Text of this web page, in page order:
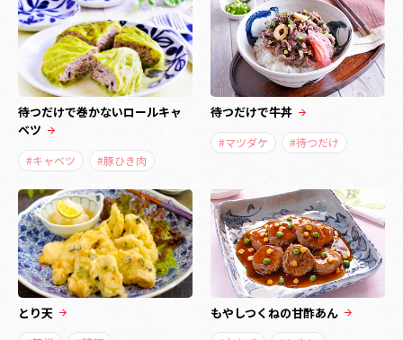
待つだけで巻かないロールキャ
ベツ
#キャベツ #豚ひき肉
待つだけで牛丼
#マツダケ #待つだけ
とり天 もやしつくねの甘酢あん